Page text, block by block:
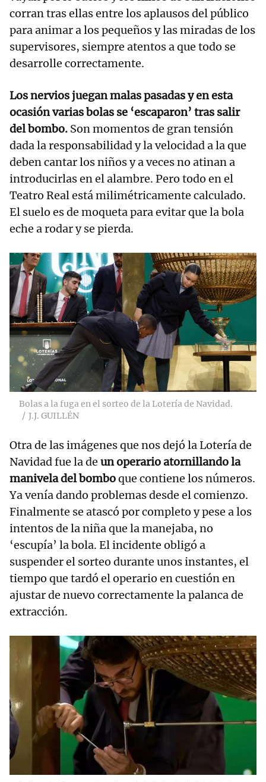
corran tras ellas entre los aplausos del público
para animar a los pequeños y las miradas de los
supervisores, siempre atentos a que todo se
desarrolle correctamente.
Los nervios juegan malas pasadas y en esta
ocasión varias bolas se ‘escaparon’ tras salir
del bombo. Son momentos de gran tensión
dada la responsabilidad y la velocidad a la que
deben cantar los niños y a veces no atinan a
introducirlas en el alambre. Pero todo en el
Teatro Real está milimétricamente calculado.
El suelo es de moqueta para evitar que la bola
eche a rodar y se pierda.
Bolas a la fuga en el sorteo de la Lotería de Navidad.
J.J. GUILLÉN
Otra de las imágenes que nos dejó la Lotería de
Navidad fue la de un operario atornillando la
manivela del bomboque contiene los números.
Ya venía dando problemas desde el comienzo.
Finalmente se atascó por completo y pese a los
intentos de la niña que la manejaba, no
‘escupía’ la bola. El incidente obligó a
suspender el sorteo durante unos instantes, el
tiempo que tardó el operario en cuestión en
ajustar de nuevo correctamente la palanca de
extracción.